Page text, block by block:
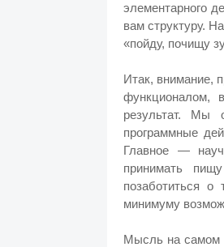
элементарного
вам структуру.
«пойду, почищу
Итак, внимание,
функционалом,
результат. Мы
программные
Главное —
принимать
позаботиться
минимуму
Мысль на самом